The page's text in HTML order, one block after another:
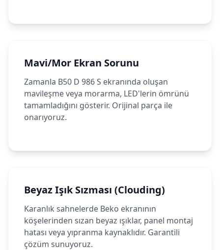
Mavi/Mor Ekran Sorunu
Zamanla B50 D 986 S ekranında oluşan
mavileşme veya morarma, LED'lerin ömrünü
tamamladığını gösterir. Orijinal parça ile
onarıyoruz.
Beyaz Işık Sızması (Clouding)
Karanlık sahnelerde Beko ekranının
köşelerinden sızan beyaz ışıklar, panel montaj
hatası veya yıpranma kaynaklıdır. Garantili
çözüm sunuyoruz.